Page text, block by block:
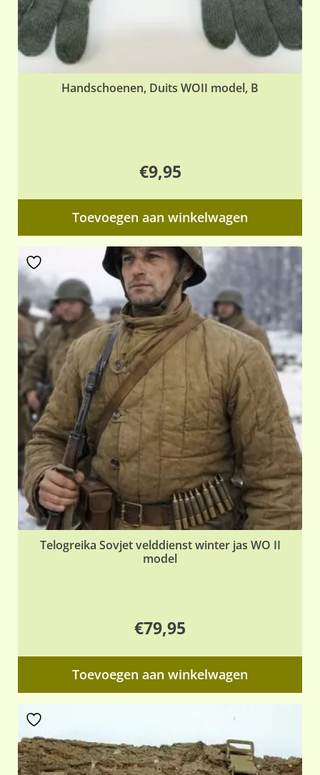
Handschoenen, Duits WOII model, B
€9,95
Toevoegen aan winkelwagen
Telogreika Sovjet velddienst winter jas WO II
model
€79,95
Toevoegen aan winkelwagen